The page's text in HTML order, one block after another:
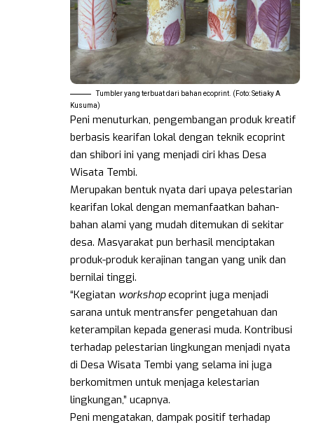
Tumbler yang terbuat dari bahan ecoprint. (Foto: Setiaky A
Kusuma)
Peni menuturkan, pengembangan produk kreatif
berbasis kearifan lokal dengan teknik ecoprint
dan shibori ini yang menjadi ciri khas Desa
Wisata Tembi.
Merupakan bentuk nyata dari upaya pelestarian
kearifan lokal dengan memanfaatkan bahan-
bahan alami yang mudah ditemukan di sekitar
desa. Masyarakat pun berhasil menciptakan
produk-produk kerajinan tangan yang unik dan
bernilai tinggi.
“Kegiatan workshopecoprint juga menjadi
sarana untuk mentransfer pengetahuan dan
keterampilan kepada generasi muda. Kontribusi
terhadap pelestarian lingkungan menjadi nyata
di Desa Wisata Tembi yang selama ini juga
berkomitmen untuk menjaga kelestarian
lingkungan,” ucapnya.
Peni mengatakan, dampak positif terhadap